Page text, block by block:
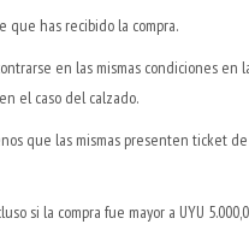
que has recibido la compra.
en las mismas condiciones
el caso del calzado.
que las mismas presenten ticket
si la compra fue mayor a UYU